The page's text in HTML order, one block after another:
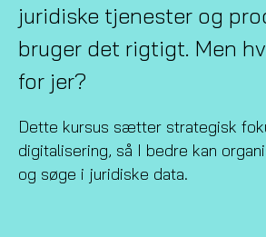
juridiske tjenester og
bruger det rigtigt. Men
for jer?
Dette kursus sætter strategisk
digitalisering, så I bedre kan
og søge i juridiske data.